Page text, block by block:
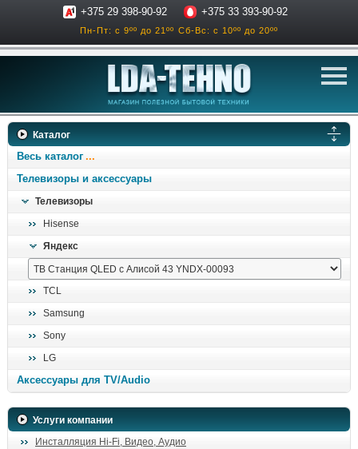
+375 29 398-90-92 +375 33 393-90-92
Пн-Пт: с 9ºº до 21ºº Сб-Вс: с 10ºº до 20ºº
телевизоры
звук и акустика
климатехника
отопительные котлы
Каталог
Весь каталог
Телевизоры и аксессуары
Телевизоры
Hisense
Яндекс
TCL
Samsung
Sony
LG
Аксессуары для TV/Audio
Услуги компании
Инсталляция Hi-Fi, Видео, Аудио